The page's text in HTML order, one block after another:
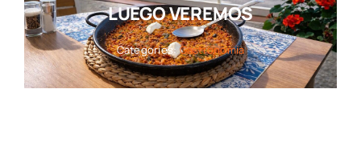
LUEGO VEREMOS
Categories:Gastronomía